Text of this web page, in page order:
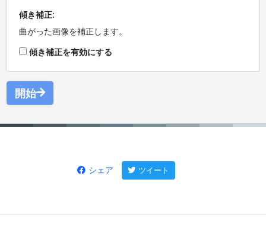
傾き補正:
曲がった画像を補正します。
傾き補正を有効にする
開始
シェア ツイート